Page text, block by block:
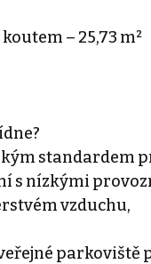
– 25,73 m²
standardem
s nízkými
vzduchu,
parkoviště